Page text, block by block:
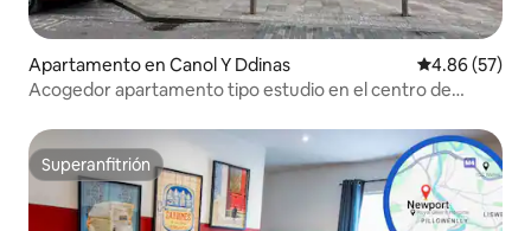
Apartamento en Canol Y Ddinas Calificación
4.86 (57)
Acogedor apartamento tipo estudio en el centro de
Superanfitrión
Superanfitrión